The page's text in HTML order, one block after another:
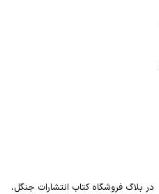
در بلاگ فروشگاه کتاب انتشارات جنگل،